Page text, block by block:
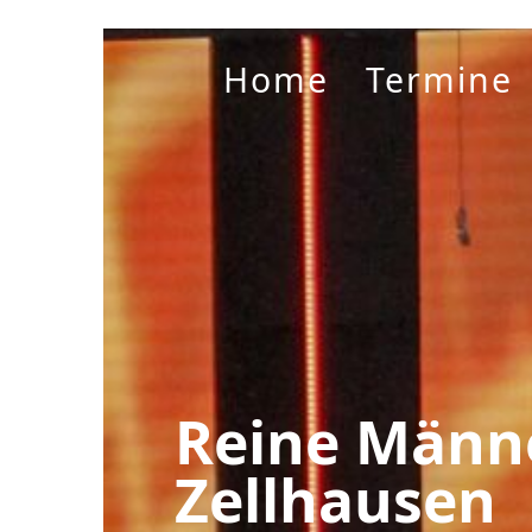
Reine
Zellhausen
Home Termine